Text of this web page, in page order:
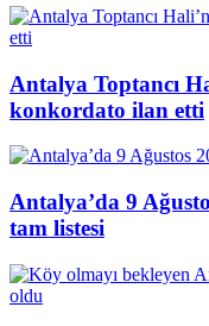
Antalya Toptancı
konkordato ilan etti
Antalya’da 9
tam listesi